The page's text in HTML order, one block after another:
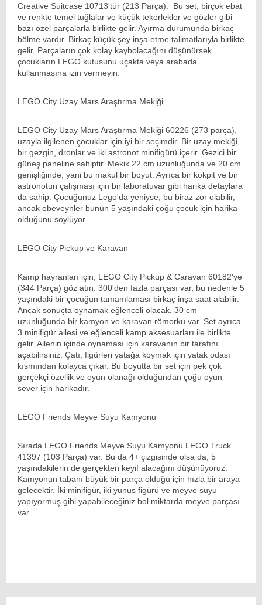
Creative Suitcase 10713'tür (213 Parça). Bu set, birçok ebat
ve renkte temel tuğlalar ve küçük tekerlekler ve gözler gibi
bazı özel parçalarla birlikte gelir. Ayırma durumunda birkaç
bölme vardır. Birkaç küçük şey inşa etme talimatlarıyla birlikte
gelir. Parçaların çok kolay kaybolacağını düşünürsek
çocukların LEGO kutusunu uçakta veya arabada
kullanmasına izin vermeyin.
LEGO City Uzay Mars Araştırma Mekiği
LEGO City Uzay Mars Araştırma Mekiği 60226 (273 parça),
uzayla ilgilenen çocuklar için iyi bir seçimdir. Bir uzay mekiği,
bir gezgin, dronlar ve iki astronot minifigürü içerir. Gezici bir
güneş paneline sahiptir. Mekik 22 cm uzunluğunda ve 20 cm
genişliğinde, yani bu makul bir boyut. Ayrıca bir kokpit ve bir
astronotun çalışması için bir laboratuvar gibi harika detaylara
da sahip. Çocuğunuz Lego'da yeniyse, bu biraz zor olabilir,
ancak ebeveynler bunun 5 yaşındaki çoğu çocuk için harika
olduğunu söylüyor.
LEGO City Pickup ve Karavan
Kamp hayranları için, LEGO City Pickup & Caravan 60182'ye
(344 Parça) göz atın. 300'den fazla parçası var, bu nedenle 5
yaşındaki bir çocuğun tamamlaması birkaç inşa saat alabilir.
Ancak sonuçta oynamak eğlenceli olacak. 30 cm
uzunluğunda bir kamyon ve karavan römorku var. Set ayrıca
3 minifigür ailesi ve eğlenceli kamp aksesuarları ile birlikte
gelir. Ailenin içinde oynaması için karavanın bir tarafını
açabilirsiniz. Çatı, figürleri yatağa koymak için yatak odası
kısmından kolayca çıkar. Bu boyutta bir set için pek çok
gerçekçi özellik ve oyun olanağı olduğundan çoğu oyun
sever için harikadır.
LEGO Friends Meyve Suyu Kamyonu
Sırada LEGO Friends Meyve Suyu Kamyonu LEGO Truck
41397 (103 Parça) var. Bu da 4+ çizgisinde olsa da, 5
yaşındakilerin de gerçekten keyif alacağını düşünüyoruz.
Kamyonun tabanı büyük bir parça olduğu için hızla bir araya
gelecektir. İki minifigür, iki yunus figürü ve meyve suyu
yapıyormuş gibi yapabileceğiniz bol miktarda meyve parçası
var.